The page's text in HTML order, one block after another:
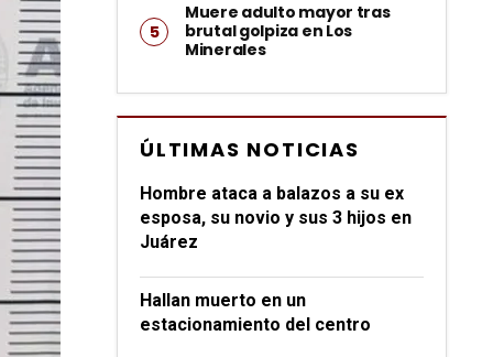
Muere adulto mayor tras
brutal golpiza en Los
Minerales
ÚLTIMAS NOTICIAS
Hombre ataca a balazos a su ex
esposa, su novio y sus 3 hijos en
Juárez
Hallan muerto en un
estacionamiento del centro